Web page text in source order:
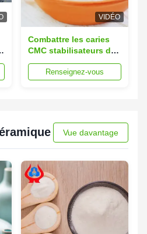
VIDÉO
Combattre les caries
CMC stabilisateurs de
dentifrice
épaissississants Cas
bucco-dentaire
Renseignez-vous
Vue davantage